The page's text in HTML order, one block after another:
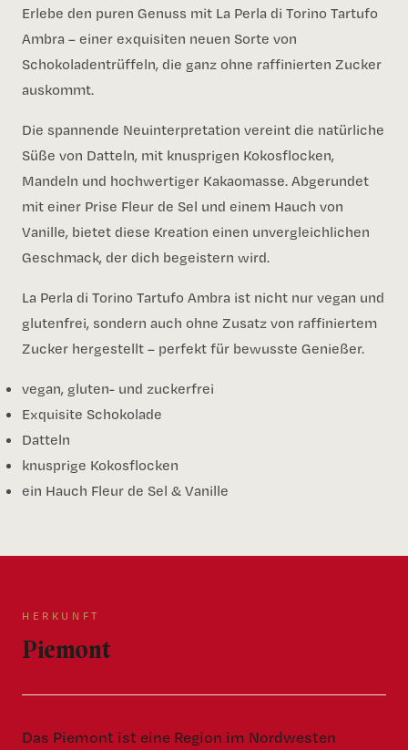
Erlebe den puren Genuss mit La Perla di Torino Tartufo
Ambra – einer exquisiten neuen Sorte von
Schokoladentrüffeln, die ganz ohne raffinierten Zucker
auskommt.
Die spannende Neuinterpretation vereint die natürliche
Süße von Datteln, mit knusprigen Kokosflocken,
Mandeln und hochwertiger Kakaomasse. Abgerundet
mit einer Prise Fleur de Sel und einem Hauch von
Vanille, bietet diese Kreation einen unvergleichlichen
Geschmack, der dich begeistern wird.
La Perla di Torino Tartufo Ambra ist nicht nur vegan und
glutenfrei, sondern auch ohne Zusatz von raffiniertem
Zucker hergestellt – perfekt für bewusste Genießer.
vegan, gluten- und zuckerfrei
Exquisite Schokolade
Datteln
knusprige Kokosflocken
ein Hauch Fleur de Sel & Vanille
HERKUNFT
Piemont
Das Piemont ist eine Region im Nordwesten